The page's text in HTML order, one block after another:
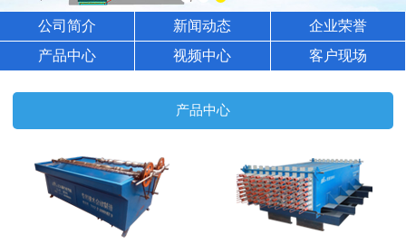
公司简介 新闻动态
企业荣誉
产品中心
视频中心 客户现场
产品中心